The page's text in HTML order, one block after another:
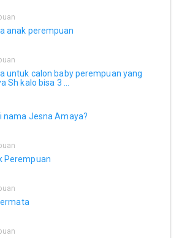
anak perempuan
untuk calon baby perempuan yang
Sh kalo bisa 3 ...
nama Jesna Amaya?
Perempuan